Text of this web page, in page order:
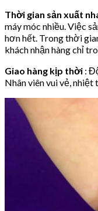
Thời gian sản xuất
máy móc nhiều. Việc
hơn hết. Trong thời
khách nhận hàng chỉ
Giao hàng kịp thời :
Nhân viên vui vẻ, nhiệt